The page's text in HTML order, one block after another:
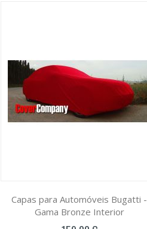
Capas para Automóveis Bugatti -
Gama Bronze Interior